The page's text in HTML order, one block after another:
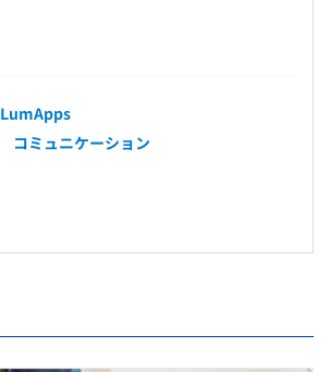
LumApps
コミュニケーション